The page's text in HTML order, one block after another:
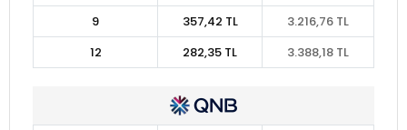
9
357,42 TL
3.216,76 TL
12
282,35 TL 3.388,18 TL